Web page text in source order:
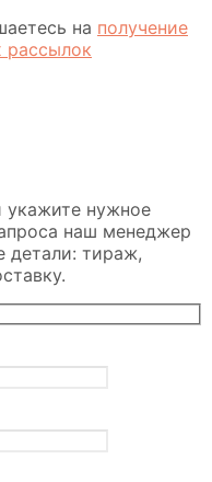
на получение
укажите нужное
наш менеджер
детали: тираж,